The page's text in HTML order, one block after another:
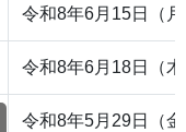
令和8年6月15日（
令和8年6月18日（
令和8年5月29日（